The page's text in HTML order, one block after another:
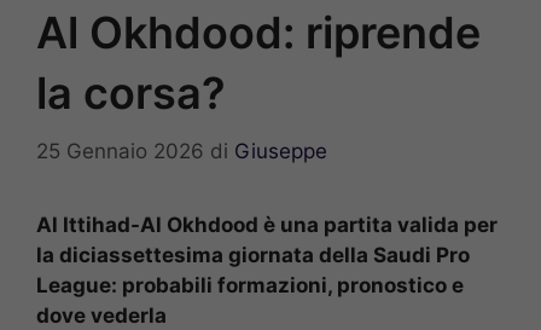
Al Okhdood: riprende
la corsa?
25 Gennaio 2026 di Giuseppe
Al Ittihad-Al Okhdood è una partita valida per
la diciassettesima giornata della Saudi Pro
League: probabili formazioni, pronostico e
dove vederla